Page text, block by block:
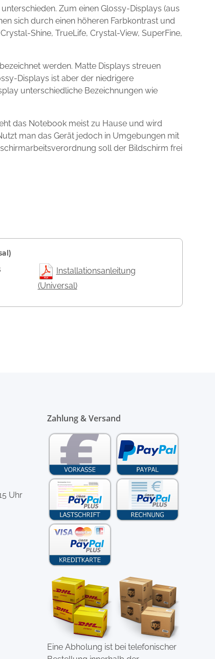
unterschieden. Zum einen Glossy-Displays (aus
sich durch einen höheren Farbkontrast und
Shine, TrueLife, Crystal-View, SuperFine,
werden. Matte Displays streuen
Displays ist aber der niedrigere
unterschiedliche Bezeichnungen wie
das Notebook meist zu Hause und wird
man das Gerät jedoch in Umgebungen mit
soll der Bildschirm frei
Installationsanleitung
(Universal)
Uhr
Zahlung & Versand
Eine Abholung ist bei telefonischer